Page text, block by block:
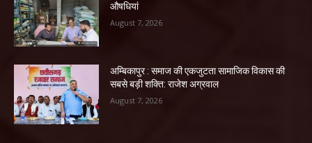
औषधियां
August 7, 2026
अम्बिकापुर : समाज की एकजुटता सामाजिक विकास की
सबसे बड़ी शक्ति: राजेश अग्रवाल
August 7, 2026